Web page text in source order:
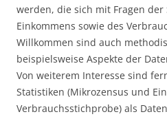
werden, die sich mit Fragen der
Einkommens sowie des
Willkommen sind auch
beispielsweise Aspekte der
Von weiterem Interesse sind
Statistiken (Mikrozensus und
Verbrauchsstichprobe) als